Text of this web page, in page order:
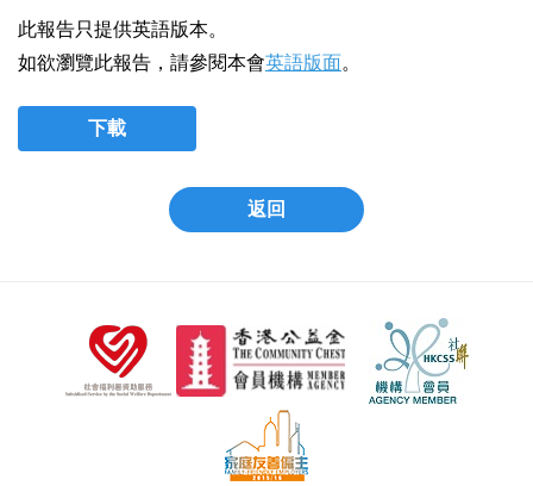
此報告只提供英語版本。
如欲瀏覽此報告，請參閱本會英語版面。
下載
返回